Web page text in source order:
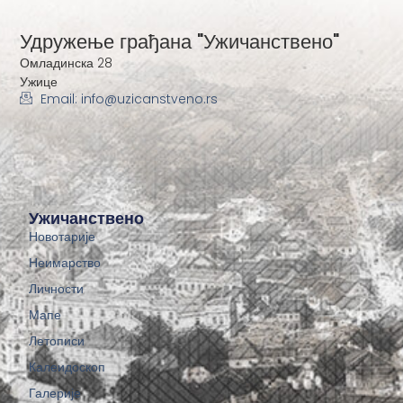
Ужичанствено
Новотарије
Неимарство
Личности
Мапе
Летописи
Калеидоскоп
Галерије
Удружење грађана "Ужичанствено"
Омладинска 28
Ужице
Email: info@uzicanstveno.rs